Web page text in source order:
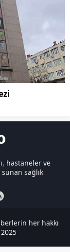
hastaneler ve
sağlık
her hakkı